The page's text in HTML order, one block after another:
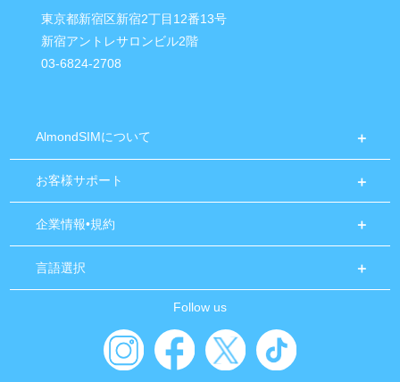
東京都新宿区新宿2丁目12番13号
新宿アントレサロンビル2階
03-6824-2708
AlmondSIMについて
お客様サポート
企業情報•規約
言語選択
Follow us